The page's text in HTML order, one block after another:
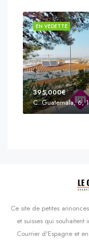
EN VEDETTE
395,000€
Ce site de petites
et suisses qui
Courrier d'Espagne et